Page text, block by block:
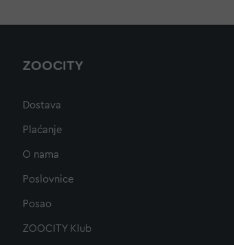
ZOOCITY
Dostava
Plaćanje
O nama
Poslovnice
Posao
ZOOCITY Klub